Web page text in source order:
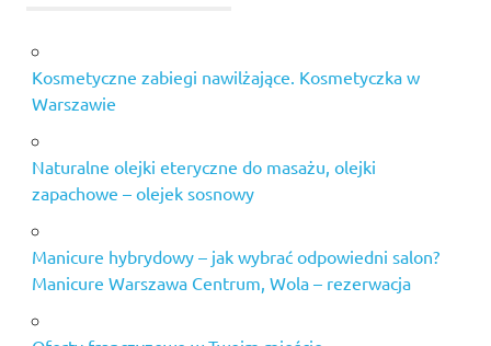
Kosmetyczne zabiegi nawilżające. Kosmetyczka w
Warszawie
Naturalne olejki eteryczne do masażu, olejki
zapachowe – olejek sosnowy
Manicure hybrydowy – jak wybrać odpowiedni salon?
Manicure Warszawa Centrum, Wola – rezerwacja